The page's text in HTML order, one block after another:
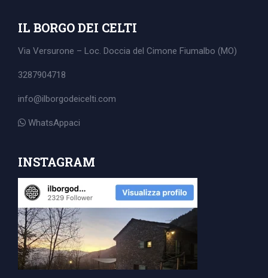
IL BORGO DEI CELTI
Via Versurone – Loc. Doccia del Cimone Fiumalbo (MO)
3287904718
info@ilborgodeicelti.com
WhatsAppaci
INSTAGRAM